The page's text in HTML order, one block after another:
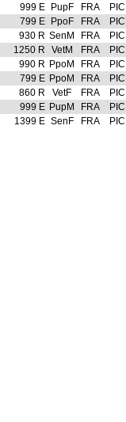
999 E PupF FRA
PIC
799 E PpoF FRA
PIC
930 R SenM FRA
PIC
1250 R VetM FRA
PIC
990 R PpoM FRA
PIC
799 E PpoM FRA
PIC
860 R VetF FRA
PIC
999 E PupM FRA
PIC
1399 E SenF FRA PIC